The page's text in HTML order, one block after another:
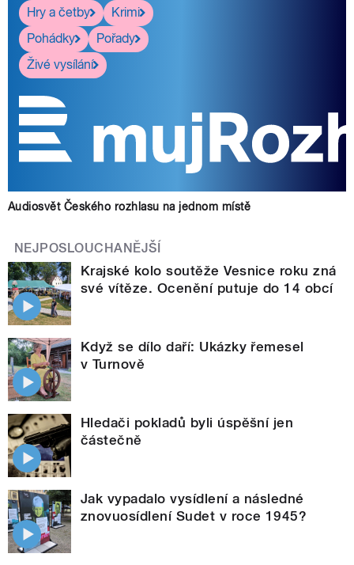
Hry a četby
Krimi
Pohádky
Pořady
Živé vysílání
Audiosvět Českého rozhlasu na jednom místě
NEJPOSLOUCHANĚJŠÍ
Krajské kolo soutěže Vesnice roku zná
své vítěze. Ocenění putuje do 14 obcí
Když se dílo daří: Ukázky řemesel
v Turnově
Hledači pokladů byli úspěšní jen
částečně
Jak vypadalo vysídlení a následné
znovuosídlení Sudet v roce 1945?